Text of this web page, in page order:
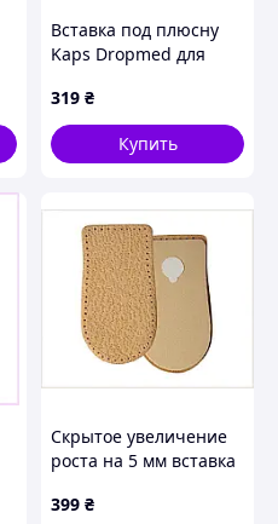
Вставка под плюсну
Kaps Dropmed для
обуви, X6595T9E06
319 ₴
Купить
Скрытое увеличение
роста на 5 мм вставка
C879973X9
399 ₴